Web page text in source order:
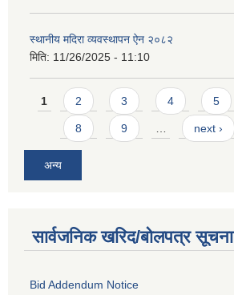
स्थानीय मदिरा व्यवस्थापन ऐन २०८२
मिति: 11/26/2025 - 11:10
Pages
1 2 3 4 5
8 9 next ›
अन्य
सार्वजनिक खरिद/बोलपत्र सूचना
Bid Addendum Notice